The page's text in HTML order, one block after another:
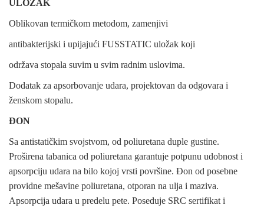
ULOŽAK
Oblikovan termičkom metodom, zamenjivi
antibakterijski i upijajući FUSSTATIC uložak koji
održava stopala suvim u svim radnim uslovima.
Dodatak za apsorbovanje udara, projektovan da odgovara i
ženskom stopalu.
ĐON
Sa antistatičkim svojstvom, od poliuretana duple gustine.
Proširena tabanica od poliuretana garantuje potpunu udobnost i
apsorpciju udara na bilo kojoj vrsti površine. Đon od posebne
providne mešavine poliuretana, otporan na ulja i maziva.
Apsorpcija udara u predelu pete. Poseduje SRC sertifikat i